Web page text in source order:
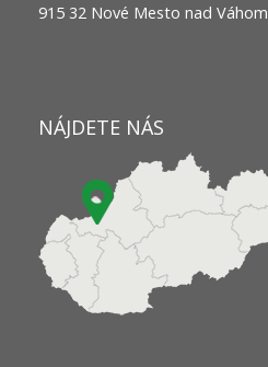
915 32 Nové Mesto nad Váhom
NÁJDETE NÁS